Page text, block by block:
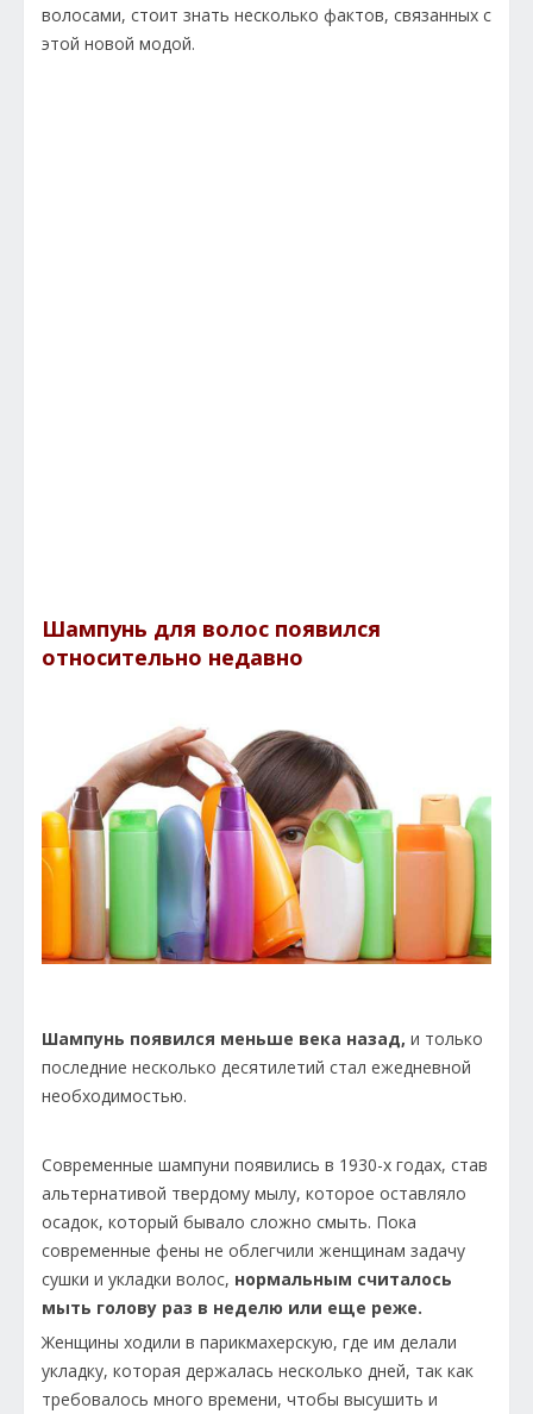
волосами, стоит знать несколько фактов, связанных с
этой новой модой.
Шампунь для волос появился
относительно недавно
Шампунь появился меньше века назад, и только
последние несколько десятилетий стал ежедневной
необходимостью.
Современные шампуни появились в 1930-х годах, став
альтернативой твердому мылу, которое оставляло
осадок, который бывало сложно смыть. Пока
современные фены не облегчили женщинам задачу
сушки и укладки волос, нормальным считалось
мыть голову раз в неделю или еще реже.
Женщины ходили в парикмахерскую, где им делали
укладку, которая держалась несколько дней, так как
требовалось много времени, чтобы высушить и